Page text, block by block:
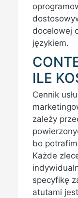
docelowej
językiem.
ILE
Cennik
zależy
bo
Każde
specyfikę
atutami